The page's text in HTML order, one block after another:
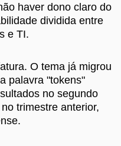
haver dono claro do
dividida entre
e TI.
O tema já migrou
palavra "tokens"
no segundo
trimestre anterior,